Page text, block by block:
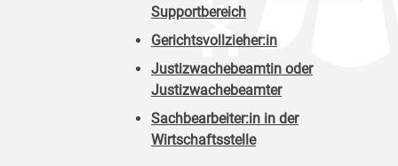
Supportbereich
Gerichtsvollzieher:in
Justizwachebeamtin oder
Justizwachebeamter
Sachbearbeiter:in in der
Wirtschaftsstelle